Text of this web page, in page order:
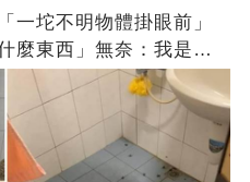
一坨不明物體掛眼前」
麼東西」無奈：我是親